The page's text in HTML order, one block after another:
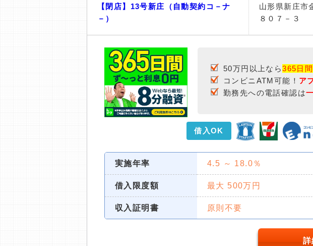
【閉店】13号新庄（自動契約コ－ナ
－）
山形県新庄市
８０７－３
50万円以上なら365日
コンビニATM可能！ ア
勤務先への電話確認は
借入OK
実施年率 4.5 ～ 18.0％
借入限度額 最大 500万円
収入証明書 原則不要
詳